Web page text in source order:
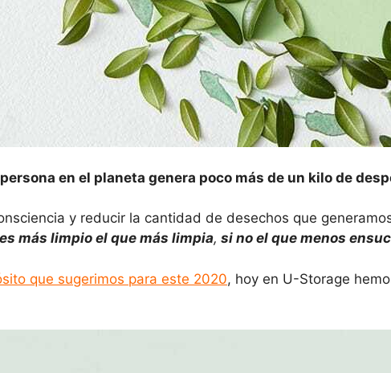
en el planeta genera poco más de un kilo de
y reducir la cantidad de desechos que
más limpio el que más limpia, si no el que menos
que sugerimos para este 2020, hoy en U-Storage